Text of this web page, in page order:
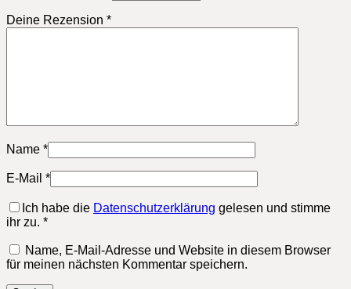
Deine Rezension *
Name *
E-Mail *
Ich habe die Datenschutzerklärung gelesen und stimme
ihr zu. *
Name, E-Mail-Adresse und Website in diesem Browser
für meinen nächsten Kommentar speichern.